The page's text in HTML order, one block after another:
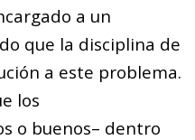
a un
que la disciplina de
a este problema.
los
o buenos– dentro